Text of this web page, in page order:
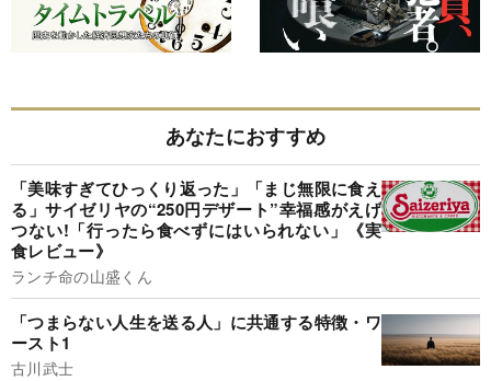
あなたにおすすめ
「美味すぎてひっくり返った」「まじ無限に食え
る」サイゼリヤの“250円デザート”幸福感がえげ
つない!「行ったら食べずにはいられない」《実
食レビュー》
ランチ命の山盛くん
「つまらない人生を送る人」に共通する特徴・ワ
ースト1
古川武士